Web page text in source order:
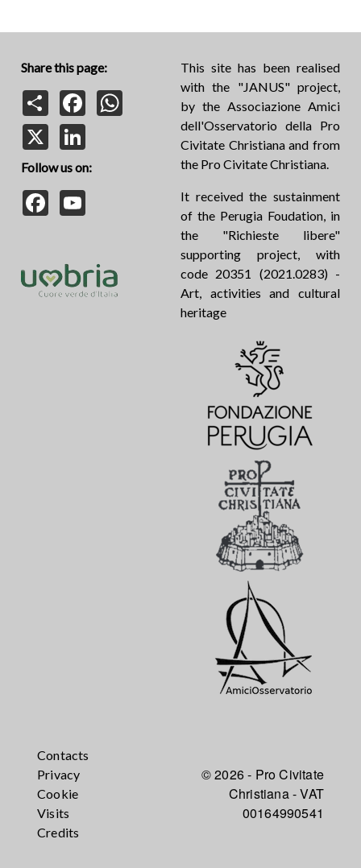
Share this page:
Share
Facebook
Follow us on:
Facebook
This site has been realised
with the "JANUS" project,
by the Associazione Amici
dell'Osservatorio della Pro
Civitate Christiana and from
the Pro Civitate Christiana.
It received the sustainment
of the Perugia Foudation, in
the "Richieste libere"
supporting project, with
code 20351 (2021.0283) -
Art, activities and cultural
heritage
Contacts
Privacy
Cookie
Visits
Credits
© 2026 - Pro Civitate
Christiana - VAT
00164990541